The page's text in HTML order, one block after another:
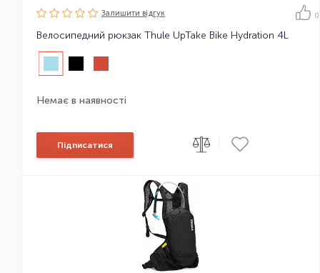
Залишити вiдгук 0
Велосипедний рюкзак Thule UpTake Bike Hydration 4L
Немає в наявності
Підписатися